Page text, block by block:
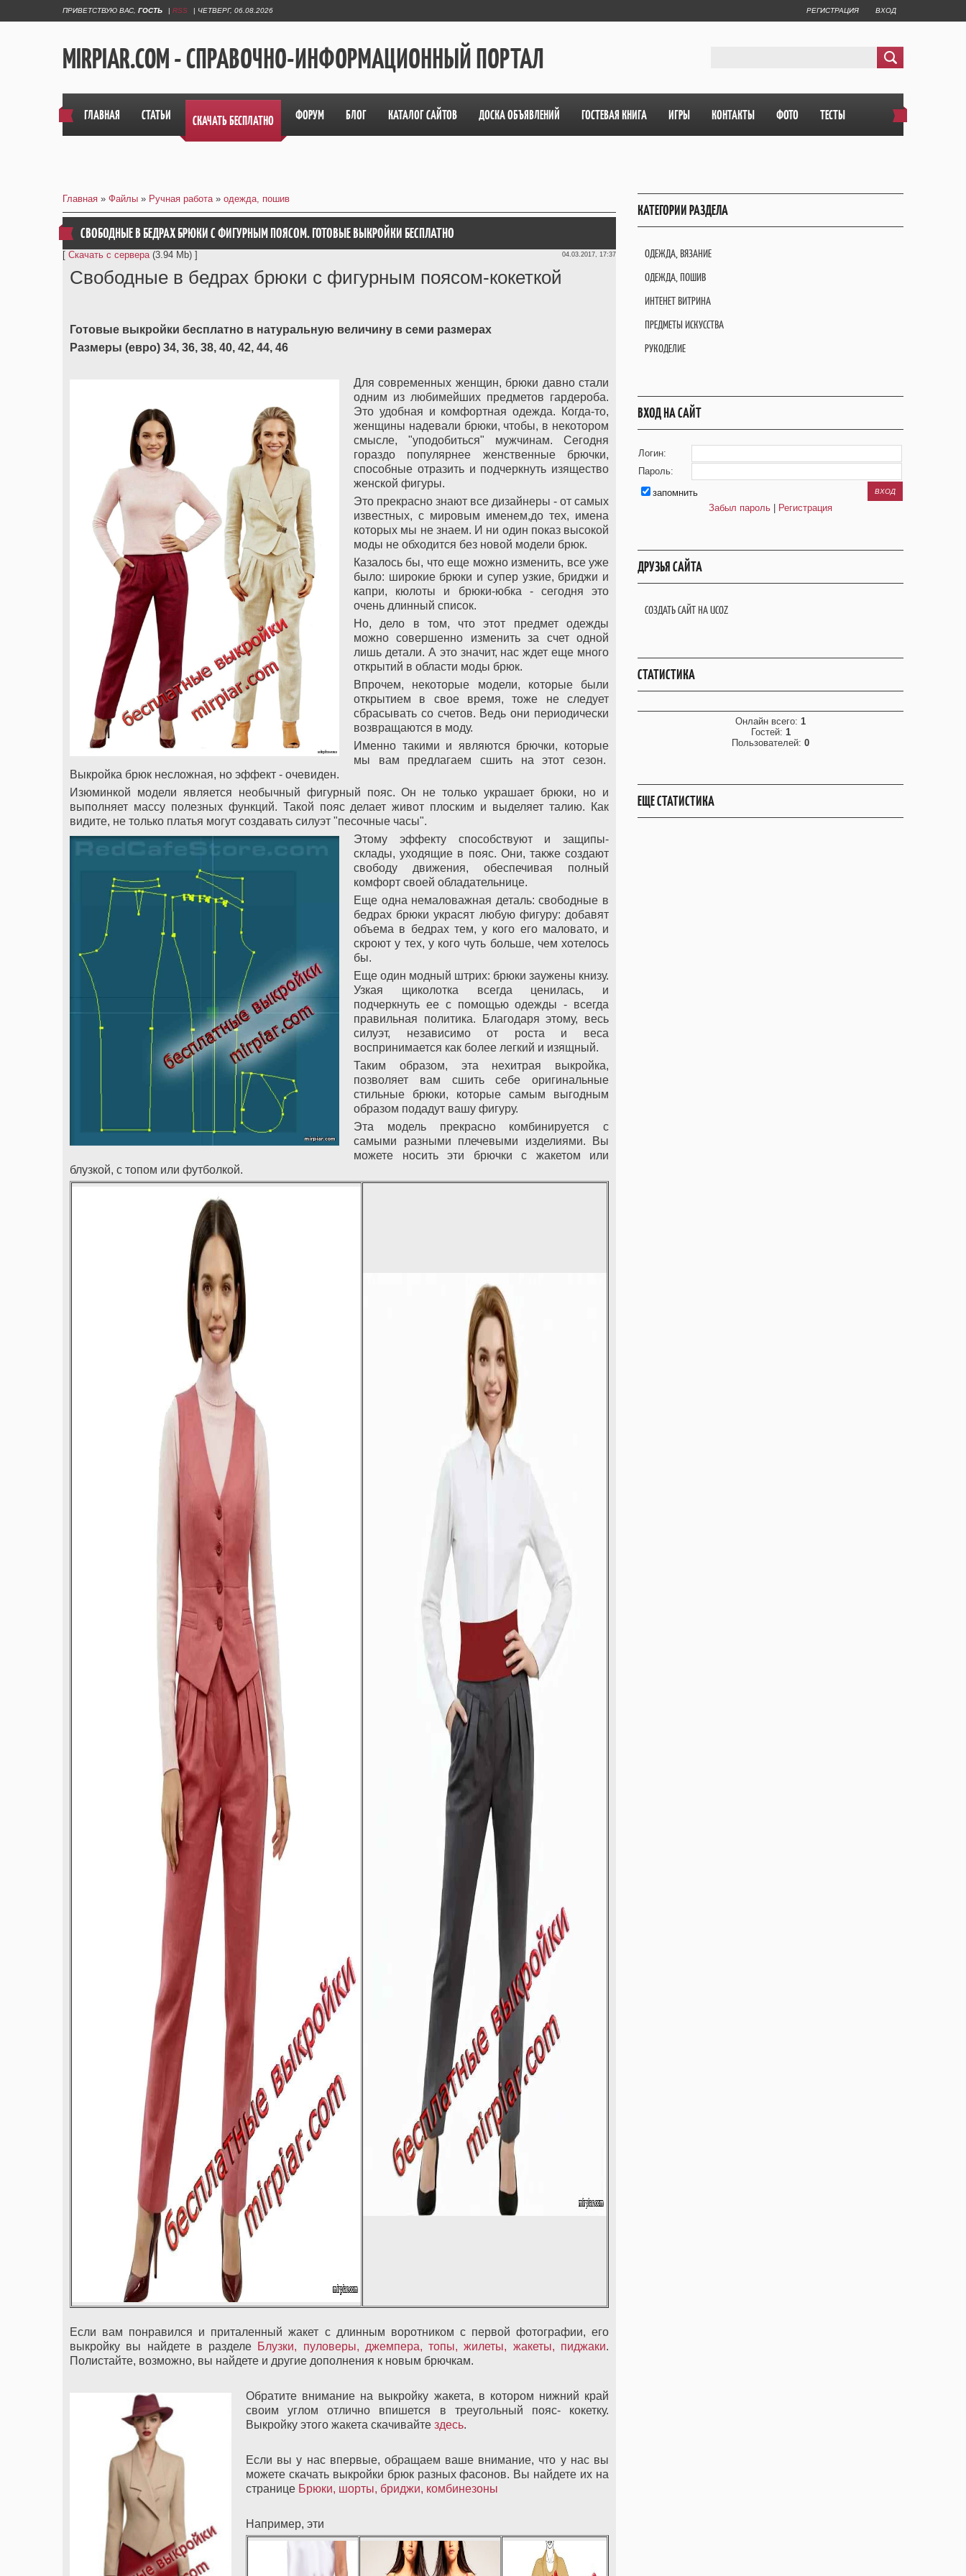
ПРИВЕТСТВУЮ ВАС ГОСТЬ | RSS | ЧЕТВЕРГ, 06.08.2026 РЕГИСТРАЦИЯ ВХОД
MIRPIAR.COM - СПРАВОЧНО-ИНФОРМАЦИОННЫЙ ПОРТАЛ
ГЛАВНАЯ СТАТЬИ СКАЧАТЬ БЕСПЛАТНО ФОРУМ БЛОГ КАТАЛОГ САЙТОВ ДОСКА ОБЪЯВЛЕНИЙ ГОСТЕВАЯ КНИГА ИГРЫ КОНТАКТЫ ФОТО ТЕСТЫ
Главная » Файлы » Ручная работа» одежда, пошив
СВОБОДНЫЕ В БЕДРАХ БРЮКИ С ФИГУРНЫМ ПОЯСОМ. ГОТОВЫЕ ВЫКРОЙКИ БЕСПЛАТНО
[ Скачать с сервера(3.94 Mb) ] 04.03.2017, 17:37
Свободные в бедрах брюки с фигурным поясом-кокеткой
Готовые выкройки бесплатно в натуральную величину в семи размерах
Размеры (евро) 34, 36, 38, 40, 42, 44, 46
Для современных женщин, брюки давно стали
одним из любимейших предметов гардероба.
Это удобная и комфортная одежда. Когда-то,
женщины надевали брюки, чтобы, в некотором
смысле, "уподобиться" мужчинам. Сегодня
гораздо популярнее женственные брючки,
способные отразить и подчеркнуть изящество
женской фигуры.
Это прекрасно знают все дизайнеры - от самых
известных, с мировым именем,до тех, имена
которых мы не знаем. И ни один показ высокой
моды не обходится без новой модели брюк.
Казалось бы, что еще можно изменить, все уже
было: широкие брюки и супер узкие, бриджи и
капри, кюлоты и брюки-юбка - сегодня это
очень длинный список.
Но, дело в том, что этот предмет одежды
можно совершенно изменить за счет одной
лишь детали. А это значит, нас ждет еще много
открытий в области моды брюк.
Впрочем, некоторые модели, которые были
открытием в свое время, тоже не следует
сбрасывать со счетов. Ведь они периодически
возвращаются в моду.
Именно такими и являются брючки, которые
мы вам предлагаем сшить на этот сезон.
Выкройка брюк несложная, но эффект - очевиден.
Изюминкой модели является необычный фигурный пояс. Он не только украшает брюки, но и
выполняет массу полезных функций. Такой пояс делает живот плоским и выделяет талию. Как
видите, не только платья могут создавать силуэт "песочные часы".
Этому эффекту способствуют и защипы-
склады, уходящие в пояс. Они, также создают
свободу движения, обеспечивая полный
комфорт своей обладательнице.
Еще одна немаловажная деталь: свободные в
бедрах брюки украсят любую фигуру: добавят
объема в бедрах тем, у кого его маловато, и
скроют у тех, у кого чуть больше, чем хотелось
бы.
Еще один модный штрих: брюки заужены книзу.
Узкая щиколотка всегда ценилась, и
подчеркнуть ее с помощью одежды - всегда
правильная политика. Благодаря этому, весь
силуэт, независимо от роста и веса
воспринимается как более легкий и изящный.
Таким образом, эта нехитрая выкройка,
позволяет вам сшить себе оригинальные
стильные брюки, которые самым выгодным
образом подадут вашу фигуру.
Эта модель прекрасно комбинируется с
самыми разными плечевыми изделиями. Вы
можете носить эти брючки с жакетом или
блузкой, с топом или футболкой.
Если вам понравился и приталенный жакет с длинным воротником с первой фотографии, его
выкройку вы найдете в разделе Блузки, пуловеры, джемпера, топы, жилеты, жакеты, пиджаки.
Полистайте, возможно, вы найдете и другие дополнения к новым брючкам.
Обратите внимание на выкройку жакета, в котором нижний край
своим углом отлично впишется в треугольный пояс- кокетку.
Выкройку этого жакета скачивайте здесь.
Если вы у нас впервые, обращаем ваше внимание, что у нас вы
можете скачать выкройки брюк разных фасонов. Вы найдете их на
странице Брюки, шорты, бриджи, комбинезоны
Например, эти
КАТЕГОРИИ РАЗДЕЛА
ОДЕЖДА, ВЯЗАНИЕ
ОДЕЖДА, ПОШИВ
ИНТЕНЕТ ВИТРИНА
ПРЕДМЕТЫ ИСКУССТВА
РУКОДЕЛИЕ
ВХОД НА САЙТ
Логин:
Пароль:
запомнить
Забыл пароль
Регистрация
ДРУЗЬЯ САЙТА
СОЗДАТЬ САЙТ НА UCOZ
СТАТИСТИКА
Онлайн всего: 1
Гостей: 1
Пользователей: 0
ЕЩЕ СТАТИСТИКА